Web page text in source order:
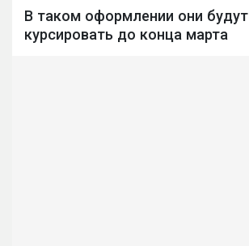
В таком оформлении они будут
курсировать до конца марта